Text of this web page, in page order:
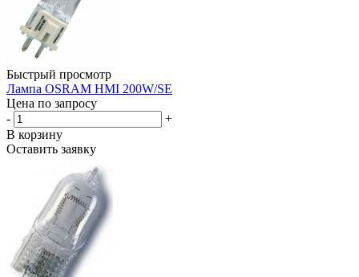
Быстрый просмотр
Лампа OSRAM HMI 200W/SE
Цена по запросу
-
+
В корзину
Оставить заявку